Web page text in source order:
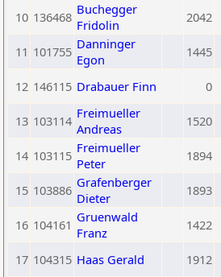
10 136468 Buchegger
Fridolin
2042
11 101755 Danninger
Egon
1445
12 146115 Drabauer Finn 0
13 103114 Freimueller
Andreas
1520
14 103115 Freimueller
Peter
1894
15 103886 Grafenberger
Dieter
1893
16 104161 Gruenwald
Franz
1422
17 104315 Haas Gerald 1912